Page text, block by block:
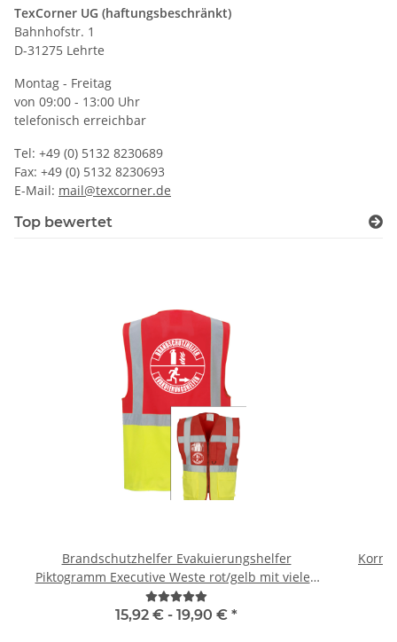
TexCorner UG (haftungsbeschränkt)
Bahnhofstr. 1
D-31275 Lehrte
Montag - Freitag
von 09:00 - 13:00 Uhr
telefonisch erreichbar
Tel: +49 (0) 5132 8230689
Fax: +49 (0) 5132 8230693
E-Mail: mail@texcorner.de
Top bewertet
Brandschutzhelfer Evakuierungshelfer
Piktogramm Executive Weste rot/gelb mit vielen
Taschen S-3XL
15,92 € - 19,90 € *